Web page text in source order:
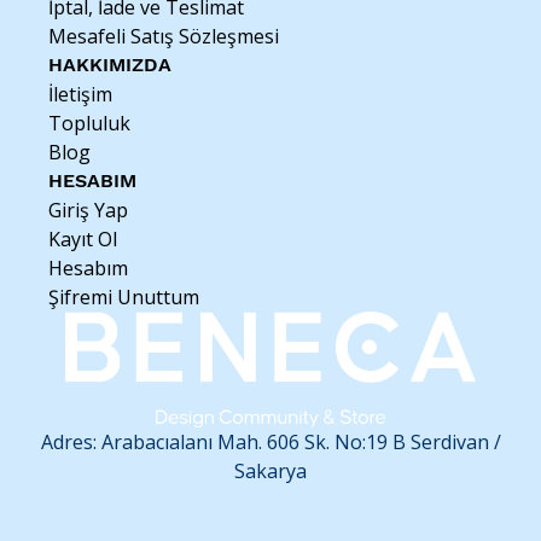
suyuna maruz bırakılmamalıdır.
İptal, İade ve Teslimat
Mesafeli Satış Sözleşmesi
HAKKIMIZDA
İletişim
Topluluk
Blog
HESABIM
Giriş Yap
Kayıt Ol
Hesabım
Şifremi Unuttum
Adres: Arabacıalanı Mah. 606 Sk. No:19 B Serdivan /
Sakarya